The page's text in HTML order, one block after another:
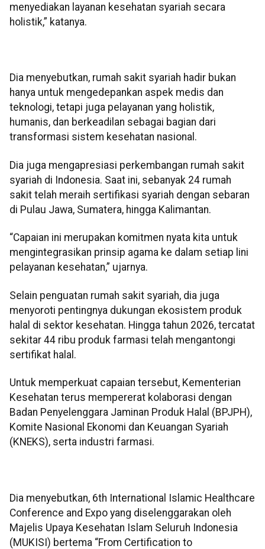
menyediakan layanan kesehatan syariah secara
holistik,” katanya.
Dia menyebutkan, rumah sakit syariah hadir bukan
hanya untuk mengedepankan aspek medis dan
teknologi, tetapi juga pelayanan yang holistik,
humanis, dan berkeadilan sebagai bagian dari
transformasi sistem kesehatan nasional.
Dia juga mengapresiasi perkembangan rumah sakit
syariah di Indonesia. Saat ini, sebanyak 24 rumah
sakit telah meraih sertifikasi syariah dengan sebaran
di Pulau Jawa, Sumatera, hingga Kalimantan.
“Capaian ini merupakan komitmen nyata kita untuk
mengintegrasikan prinsip agama ke dalam setiap lini
pelayanan kesehatan,” ujarnya.
Selain penguatan rumah sakit syariah, dia juga
menyoroti pentingnya dukungan ekosistem produk
halal di sektor kesehatan. Hingga tahun 2026, tercatat
sekitar 44 ribu produk farmasi telah mengantongi
sertifikat halal.
Untuk memperkuat capaian tersebut, Kementerian
Kesehatan terus mempererat kolaborasi dengan
Badan Penyelenggara Jaminan Produk Halal (BPJPH),
Komite Nasional Ekonomi dan Keuangan Syariah
(KNEKS), serta industri farmasi.
Dia menyebutkan, 6th International Islamic Healthcare
Conference and Expo yang diselenggarakan oleh
Majelis Upaya Kesehatan Islam Seluruh Indonesia
(MUKISI) bertema “From Certification to